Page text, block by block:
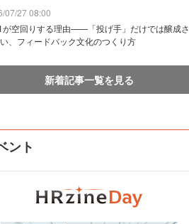
07/27 08:00
が空回りする理由——「投げ手」だけでは醸成さ
、フィードバック文化のつくり方
新着記事一覧を見る
ント